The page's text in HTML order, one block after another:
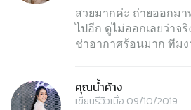
สวยมากค่ะ ถ่ายออกม
ไปอีก ดูไม่ออกเลยว่าจ
ช่าอากาศร้อนมาก ทีมง
คุณน้ำค้าง
เขียนรีวิวเมื่อ 09/10/2019